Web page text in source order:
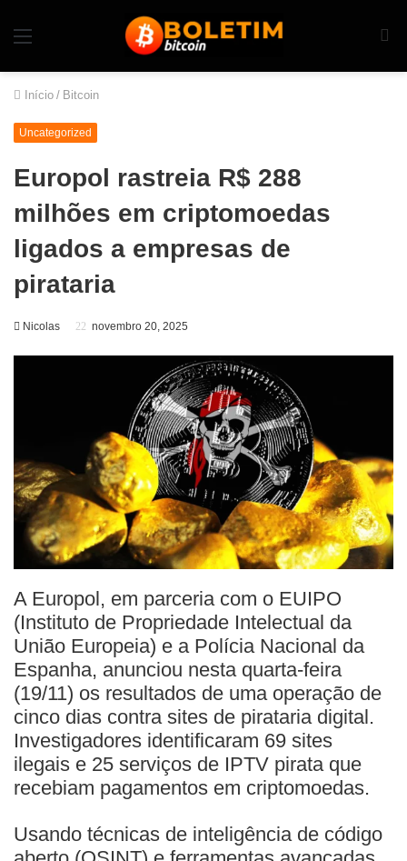
Início / Bitcoin
Uncategorized
Europol rastreia R$ 288
milhões em criptomoedas
ligados a empresas de
pirataria
Nicolas novembro 20, 2025
A Europol, em parceria com o EUIPO
(Instituto de Propriedade Intelectual da
União Europeia) e a Polícia Nacional da
Espanha, anunciou nesta quarta-feira
(19/11) os resultados de uma operação de
cinco dias contra sites de pirataria digital.
Investigadores identificaram 69 sites
ilegais e 25 serviços de IPTV pirata que
recebiam pagamentos em criptomoedas.
Usando técnicas de inteligência de código